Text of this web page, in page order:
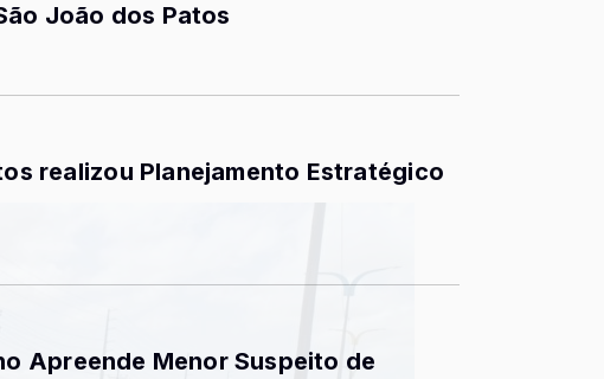
João dos Patos
realizou Planejamento Estratégico
Apreende Menor Suspeito de